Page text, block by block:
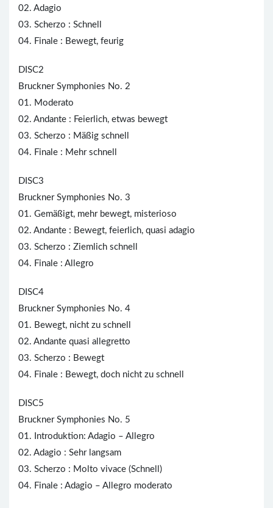
02. Adagio
03. Scherzo : Schnell
04. Finale : Bewegt, feurig
DISC2
Bruckner Symphonies No. 2
01. Moderato
02. Andante : Feierlich, etwas bewegt
03. Scherzo : Mäßig schnell
04. Finale : Mehr schnell
DISC3
Bruckner Symphonies No. 3
01. Gemäßigt, mehr bewegt, misterioso
02. Andante : Bewegt, feierlich, quasi adagio
03. Scherzo : Ziemlich schnell
04. Finale : Allegro
DISC4
Bruckner Symphonies No. 4
01. Bewegt, nicht zu schnell
02. Andante quasi allegretto
03. Scherzo : Bewegt
04. Finale : Bewegt, doch nicht zu schnell
DISC5
Bruckner Symphonies No. 5
01. Introduktion: Adagio – Allegro
02. Adagio : Sehr langsam
03. Scherzo : Molto vivace (Schnell)
04. Finale : Adagio – Allegro moderato